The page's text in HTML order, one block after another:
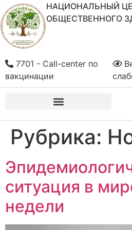
НАЦИОНАЛЬНЫЙ
ОБЩЕСТВЕННОГО
7701 - Call-center по
вакцинации
Рубрика:
ситуация в
недели